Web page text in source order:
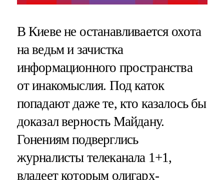
В Киеве не останавливается охота
на ведьм и зачистка
информационного пространства
от инакомыслия. Под каток
попадают даже те, кто казалось бы
доказал верность Майдану.
Гонениям подверглись
журналисты телеканала 1+1,
владеет которым олигарх-